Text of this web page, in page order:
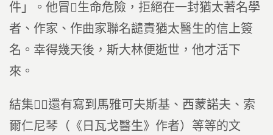
件」。他冒生命危險，拒絕在一封猶太著名學
者、作家、作曲家聯名譴責猶太醫生的信上簽
名。幸得幾天後，斯大林便逝世，他才活下
來。
結集，還有寫到馬雅可夫斯基、西蒙諾夫、索
爾仁尼琴（《日瓦戈醫生》作者）等等的文